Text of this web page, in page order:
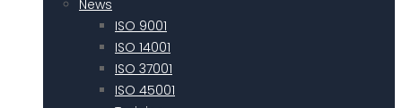
News
ISO 9001
ISO 14001
ISO 37001
ISO 45001